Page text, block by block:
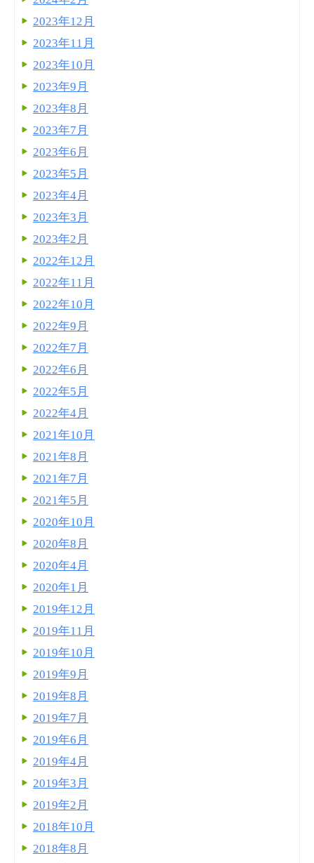
2023年12月
2023年11月
2023年10月
2023年9月
2023年8月
2023年7月
2023年6月
2023年5月
2023年4月
2023年3月
2023年2月
2022年12月
2022年11月
2022年10月
2022年9月
2022年7月
2022年6月
2022年5月
2022年4月
2021年10月
2021年8月
2021年7月
2021年5月
2020年10月
2020年8月
2020年4月
2020年1月
2019年12月
2019年11月
2019年10月
2019年9月
2019年8月
2019年7月
2019年6月
2019年4月
2019年3月
2019年2月
2018年10月
2018年8月